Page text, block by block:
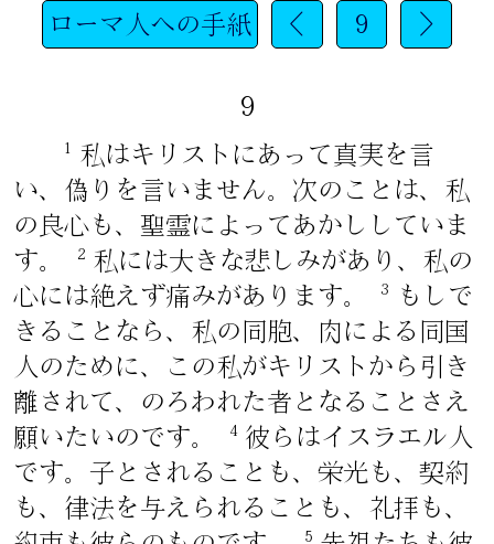
ローマ人への手紙 < 9 >
9
1
私はキリストにあって真実を言
い、偽りを言いません。次のことは、私
の良心も、聖霊によってあかししていま
す。
2 私には大きな悲しみがあり、私の
心には絶えず痛みがあります。
3
もしで
きることなら、私の同胞、肉による同国
人のために、この私がキリストから引き
離されて、のろわれた者となることさえ
願いたいのです。
4 彼らはイスラエル人
です。子とされることも、栄光も、契約
も、律法を与えられることも、礼拝も、
5